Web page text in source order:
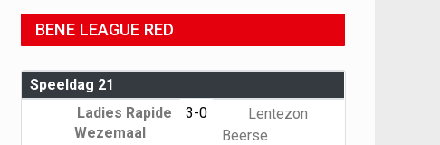
BENE LEAGUE RED
Speeldag 21
Ladies Rapide
Wezemaal
3-0
Lentezon
Beerse